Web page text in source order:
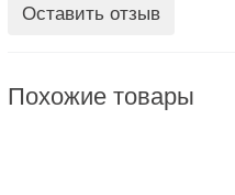
Оставить отзыв
Похожие товары